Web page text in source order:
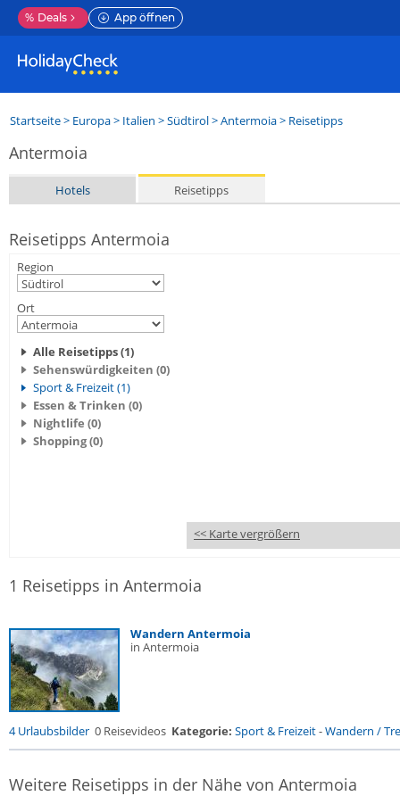
% Deals App öffnen
Startseite> Europa> Italien >Südtirol>Antermoia> Reisetipps
Antermoia
Hotels Reisetipps
Reisetipps Antermoia
Region
Ort
Alle Reisetipps (1)
Sehenswürdigkeiten (0)
Sport & Freizeit (1)
Essen & Trinken (0)
Nightlife (0)
Shopping (0)
<< Karte vergrößern
1 Reisetipps in Antermoia
Wandern Antermoia
in Antermoia
4 Urlaubsbilder 0 Reisevideos Kategorie: Sport & Freizeit-Wandern /
Weitere Reisetipps in der Nähe von Antermoia